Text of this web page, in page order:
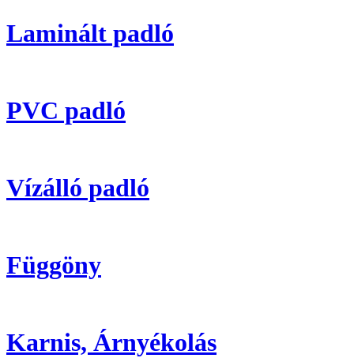
Laminált padló
PVC padló
Vízálló padló
Függöny
Karnis, Árnyékolás